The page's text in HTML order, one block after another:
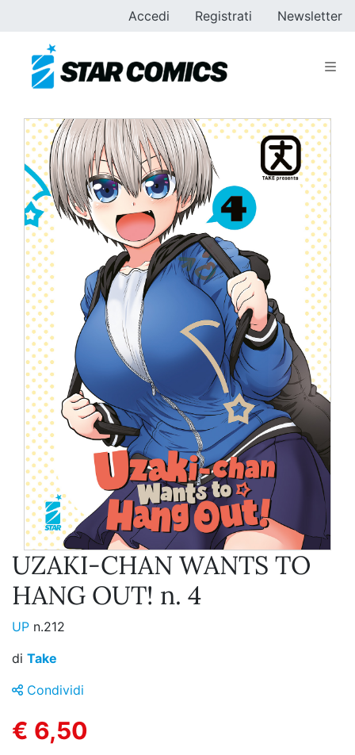
Accedi Registrati Newsletter
UZAKI-CHAN WANTS TO
HANG OUT! n. 4
UP n.212
di Take
Condividi
€ 6,50